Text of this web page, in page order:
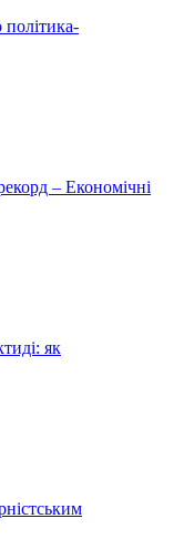
політика-
– Економічні
як